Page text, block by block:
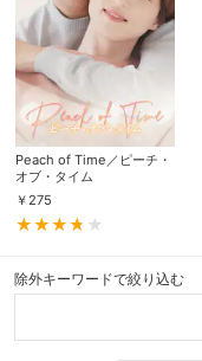
Peach of Time／ピーチ・
オブ・タイム
￥ 275
除外キーワードで絞り込む